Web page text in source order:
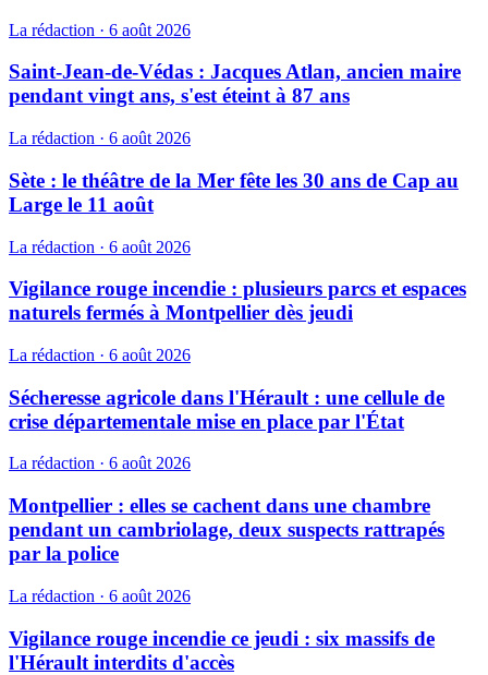
La rédaction · 6 août 2026
Saint-Jean-de-Védas : Jacques Atlan, ancien maire
pendant vingt ans, s'est éteint à 87 ans
La rédaction · 6 août 2026
Sète : le théâtre de la Mer fête les 30 ans de Cap au
Large le 11 août
La rédaction · 6 août 2026
Vigilance rouge incendie : plusieurs parcs et espaces
naturels fermés à Montpellier dès jeudi
La rédaction · 6 août 2026
Sécheresse agricole dans l'Hérault : une cellule de
crise départementale mise en place par l'État
La rédaction · 6 août 2026
Montpellier : elles se cachent dans une chambre
pendant un cambriolage, deux suspects rattrapés
par la police
La rédaction · 6 août 2026
Vigilance rouge incendie ce jeudi : six massifs de
l'Hérault interdits d'accès